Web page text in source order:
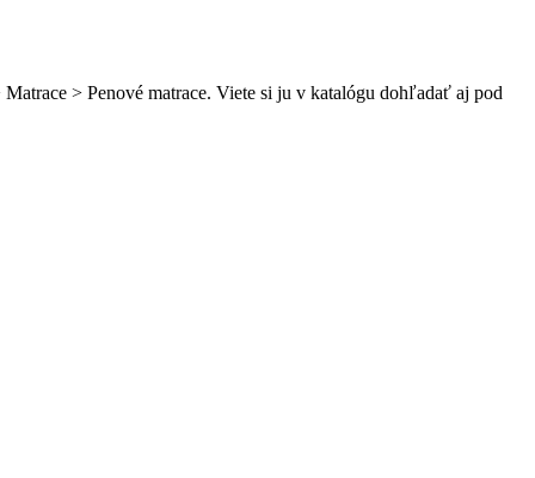
> Penové matrace. Viete si ju v katalógu dohľadať aj pod